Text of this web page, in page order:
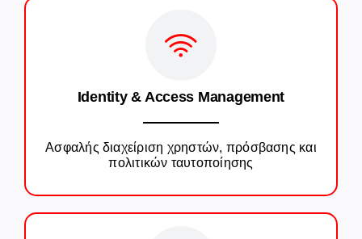
Identity & Access Management
Ασφαλής διαχείριση χρηστών, πρόσβασης και
πολιτικών ταυτοποίησης